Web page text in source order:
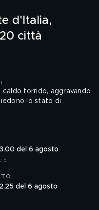
d'Italia,
città
caldo torrido, aggravando
lo stato di
del 6 agosto
5
del 6 agosto